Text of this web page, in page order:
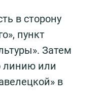
в сторону
пункт
Затем
линию или
в